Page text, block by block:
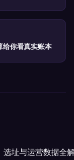
给你看真实账本
址与运营数据全